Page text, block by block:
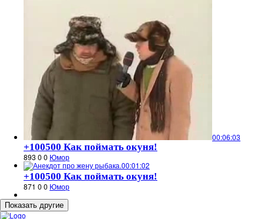
00:06:03
+100500 Как поймать окуня!
893 0 0 Юмор
00:01:02
+100500 Как поймать окуня!
871 0 0 Юмор